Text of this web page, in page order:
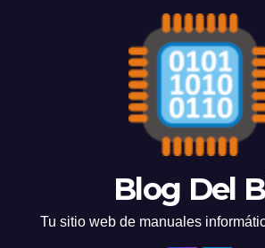
Blog Del
Tu sitio web de manuales